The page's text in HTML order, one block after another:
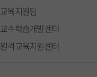
교육지원팀
교수학습개발센터
원격교육지원센터